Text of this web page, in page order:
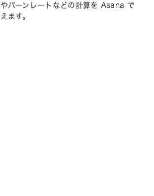
バーンレートなどの計算を Asana で
ます。